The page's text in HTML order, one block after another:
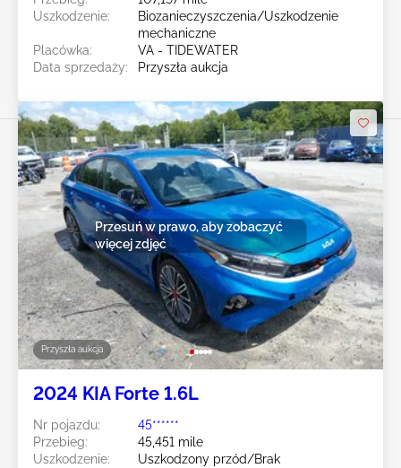
Uszkodzenie:
Biozanieczyszczenia/Uszkodzenie
mechaniczne
Placówka:
VA - TIDEWATER
Data sprzedaży:
Przyszła aukcja
Przyszła aukcja
Przesuń w prawo, aby zobaczyć
więcej zdjęć
2024 KIA Forte 1.6L
Nr pojazdu:
45******
Przebieg:
45,451 mile
Uszkodzenie:
Uszkodzony przód/Brak